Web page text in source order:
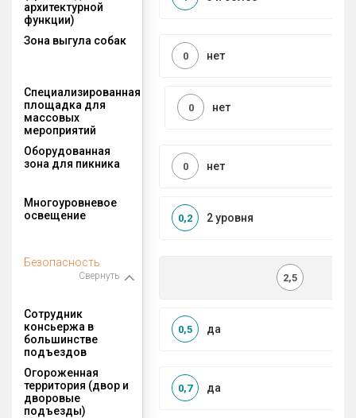
архитектурной
функции)
Зона выгула собак
нет
0
Специализированная
площадка для
массовых
мероприятий
нет
0
Оборудованная
зона для пикника
нет
0
Многоуровневое
освещение
2 уровня
0,2
Безопасность
Свернуть 2,5
Сотрудник
консьержа в
большинстве
подъездов
да
0,5
Огороженная
территория (двор и
дворовые
подъезды)
да
0,7